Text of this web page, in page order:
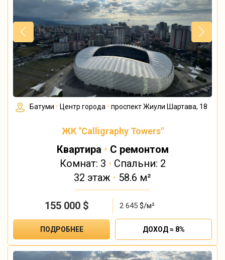
Батуми • Центр города • проспект Жиули Шартава, 18
ЖК "Calligraphy Towers"
Квартира • С ремонтом
Комнат: 3 • Спальни: 2
32 этаж • 58.6 м²
155 000$ 2 645 $/м²
ПОДРОБНЕЕ ДОХОД ≈ 8%